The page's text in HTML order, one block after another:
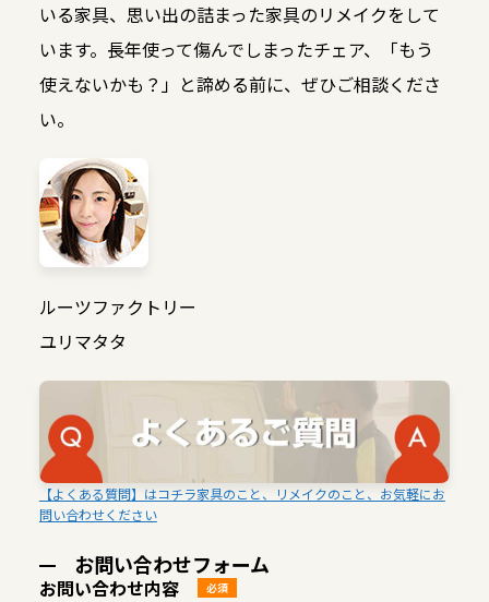
いる家具、思い出の詰まった家具のリメイクをして
います。長年使って傷んでしまったチェア、「もう
使えないかも？」と諦める前に、ぜひご相談くださ
い。
ルーツファクトリー
ユリマタタ
【よくある質問】はコチラ家具のこと、リメイクのこと、お気軽にお
問い合わせください
お問い合わせフォーム
お問い合わせ内容 必須